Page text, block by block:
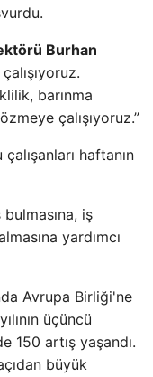
Burhan
barınma
çalışıyoruz.”
haftanın
iş
yardımcı
Avrupa Birliği'ne
üçüncü
150 artış yaşandı.
büyük